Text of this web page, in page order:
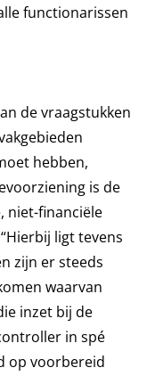
functionarissen
de vraagstukken
hebben,
is de
niet-financiële
ligt tevens
zijn er steeds
waarvan
inzet bij de
in spé
op voorbereid